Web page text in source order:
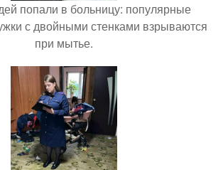
попали в больницу: популярные
с двойными стенками взрываются
при мытье.